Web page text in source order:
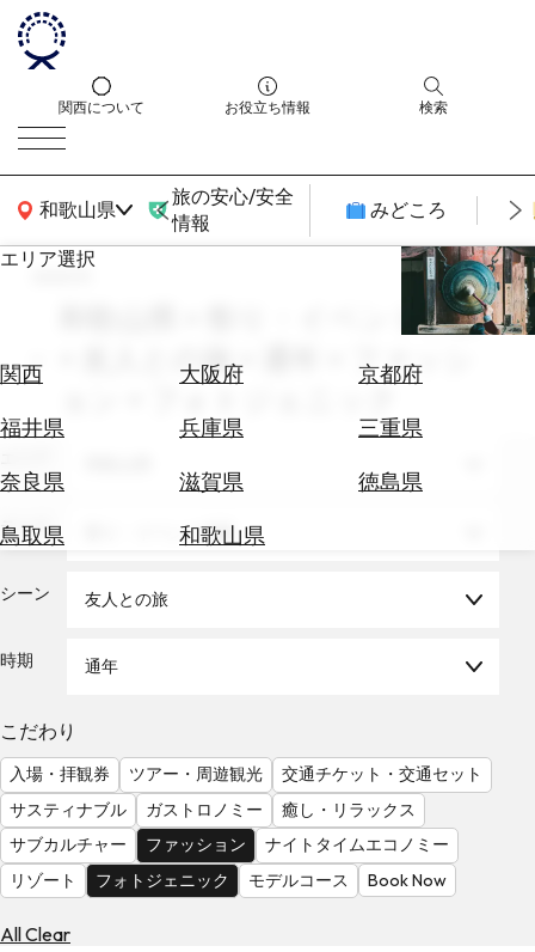
関西について お役立ち情報 検索
和歌山県
関西広域MAP
旅の安心/安全
情報
みどころ
エリア選択
関西 大阪府
京都府
福井県
兵庫県
三重県
奈良県
滋賀県
徳島県
鳥取県
和歌山県
エ
券
テ
を
を
見
る
search
和歌山県 × 祭り・イベント体験
× 友人との旅 × 通年 × ファッシ
テーマ 祭り・イベント体験
シーン 友人との旅
時期 通年
こだわり
入場・拝観券 ツアー・周遊観光
交通チケット・交通セット
サスティナブル
ガストロノミー
癒し・リラックス
サブカルチャー
ファッション
ナイトタイムエコノミー
リゾート
フォトジェニック モデルコース Book Now
All Clear